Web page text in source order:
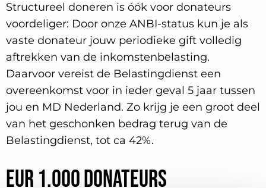
Structureel doneren is óók voor donateurs
voordeliger: Door onze ANBI-status kun je als
vaste donateur jouw periodieke gift volledig
aftrekken van de inkomstenbelasting.
Daarvoor vereist de Belastingdienst een
overeenkomst voor in ieder geval 5 jaar tussen
jou en MD Nederland. Zo krijg je een groot deel
van het geschonken bedrag terug van de
Belastingdienst, tot ca 42%.
EUR 1.000 donateurs